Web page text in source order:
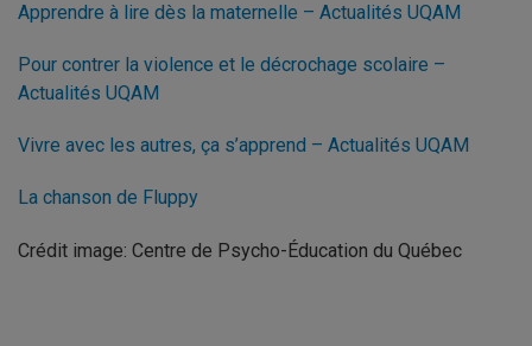
Apprendre à lire dès la maternelle – Actualités UQAM
Pour contrer la violence et le décrochage scolaire –
Actualités UQAM
Vivre avec les autres, ça s’apprend – Actualités UQAM
La chanson de Fluppy
Crédit image: Centre de Psycho-Éducation du Québec